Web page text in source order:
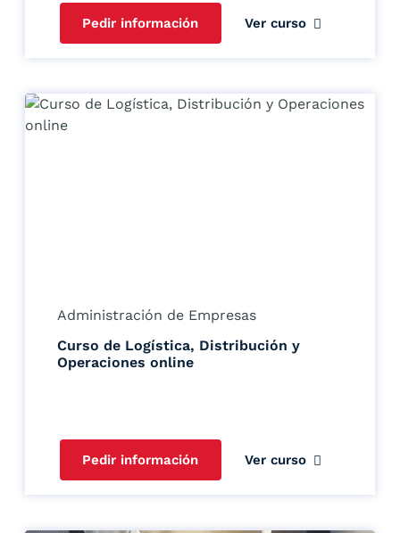
Pedir información Ver curso
Administración de Empresas
Curso de Logística, Distribución y
Operaciones online
Pedir información Ver curso